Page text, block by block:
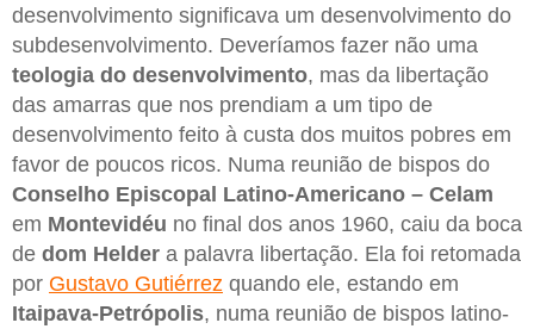
desenvolvimento significava um desenvolvimento do
subdesenvolvimento. Deveríamos fazer não uma
teologia do desenvolvimento, mas da libertação
das amarras que nos prendiam a um tipo de
desenvolvimento feito à custa dos muitos pobres em
favor de poucos ricos. Numa reunião de bispos do
Conselho Episcopal Latino-Americano – Celam
em Montevidéu no final dos anos 1960, caiu da boca
de dom Helder a palavra libertação. Ela foi retomada
por Gustavo Gutiérrez quando ele, estando em
Itaipava-Petrópolis, numa reunião de bispos latino-